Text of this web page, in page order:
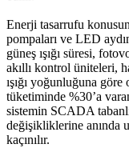
Enerji tasarrufu
pompaları ve LED
güneş ışığı süresi,
akıllı kontrol üniteleri,
ışığı yoğunluğuna
tüketiminde %30’a
sistemin SCADA
değişikliklerine anında
kaçınılır.